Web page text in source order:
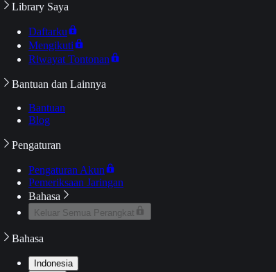
Library Saya
Daftarku
Mengikuti
Riwayat Tontonan
Bantuan dan Lainnya
Bantuan
Blog
Pengaturan
Pengaturan Akun
Pemeriksaan Jaringan
Bahasa
Keluar Semua Perangkat
Bahasa
Indonesia